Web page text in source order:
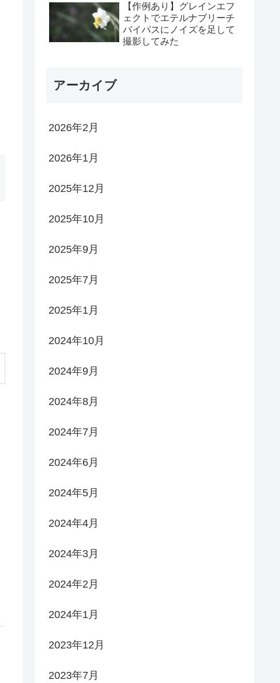
【作例あり】グレインエフ
ェクトでエテルナブリーチ
バイパスにノイズを足して
撮影してみた
アーカイブ
2026年2月
2026年1月
2025年12月
2025年10月
2025年9月
2025年7月
2025年1月
2024年10月
2024年9月
2024年8月
2024年7月
2024年6月
2024年5月
2024年4月
2024年3月
2024年2月
2024年1月
2023年12月
2023年7月